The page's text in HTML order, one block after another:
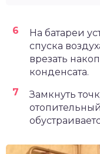
На батареи
спуска
врезать
конденсата.
Замкнуть